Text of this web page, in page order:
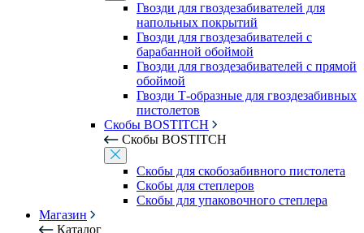
Гвозди для гвоздезабивателей для
напольных покрытий
Гвозди для гвоздезабивателей с
барабанной обоймой
Гвозди для гвоздезабивателей с прямой
обоймой
Гвозди Т-образные для гвоздезабивных
пистолетов
Скобы BOSTITCH
Скобы BOSTITCH
Скобы для скобозабивного пистолета
Скобы для степлеров
Скобы для упаковочного степлера
Магазин
Каталог